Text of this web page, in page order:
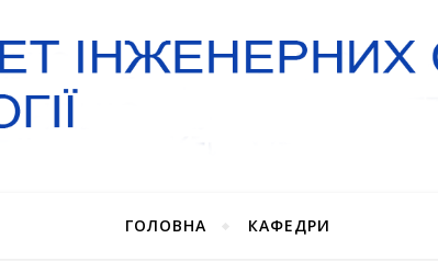
ГОЛОВНА КАФЕДРИ